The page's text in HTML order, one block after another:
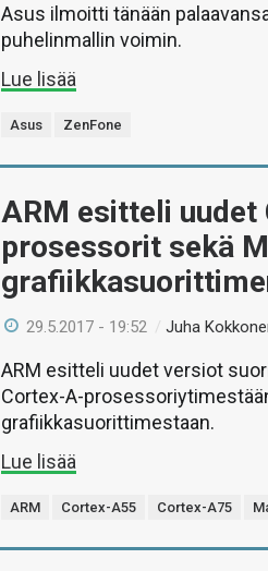
Asus ilmoitti tänään
puhelinmallin voimin.
Lue lisää
Asus ZenFone
ARM esitteli
prosessorit sekä
29.5.2017 - 19:52 /Juha
ARM esitteli uudet versiot
Cortex-A-
grafiikkasuorittimestaan.
Lue lisää
ARM Cortex-A55 Cortex-A75